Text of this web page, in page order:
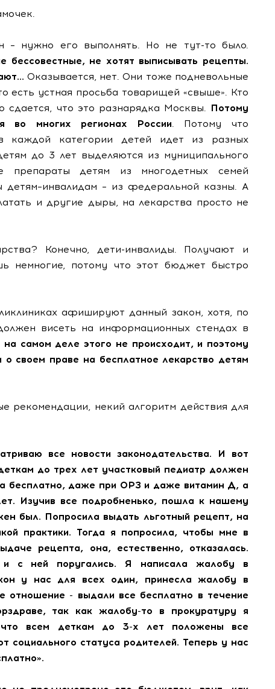
– нужно его выполнять. Но не тут-то было.
бессовестные, не хотят выписывать рецепты.
Оказывается, нет. Они тоже подневольные
есть устная просьба товарищей «свыше». Кто
что это разнарядка Москвы. Потому
во многих регионах России. Потому что
каждой категории детей идет из разных
до 3 лет выделяются из муниципального
препараты детям из многодетных семей
– из федеральной казны. А
и другие дыры, на лекарства просто не
Конечно, дети-инвалиды. Получают и
немногие, потому что этот бюджет быстро
афишируют данный закон, хотя, по
висеть на информационных стендах в
на самом деле этого не происходит, и поэтому
своем праве на бесплатное лекарство детям
некий алгоритм действия для
все новости законодательства. И вот
до трех лет участковый педиатр должен
бесплатно, даже при ОРЗ и даже витамин Д, а
Изучив все подробненько, пошла к нашему
был. Попросила выдать льготный рецепт, на
практики. Тогда я попросила, чтобы мне в
рецепта, она, естественно, отказалась.
с ней поругались. Я написала жалобу в
у нас для всех один, принесла жалобу в
отношение - выдали все бесплатно в течение
так как жалобу-то в прокуратуру я
что всем деткам до 3-х лет положены все
социального статуса родителей. Теперь у нас